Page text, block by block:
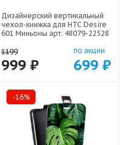
Дизайнерский вертикальный
чехол-книжка для HTC Desire
601 Миньоны арт: 48079-22528
1199
999 ₽
по акции
699 ₽
-16%